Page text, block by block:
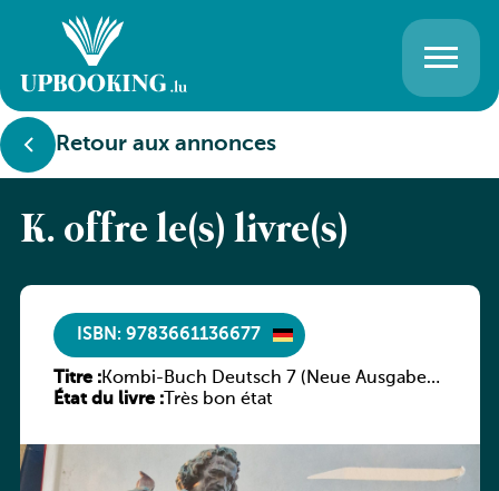
Retour aux annonces
K. offre le(s) livre(s)
ISBN: 9783661136677
Titre :Kombi-Buch Deutsch 7 (Neue Ausgabe
Luxemburg)
État du livre :Très bon état